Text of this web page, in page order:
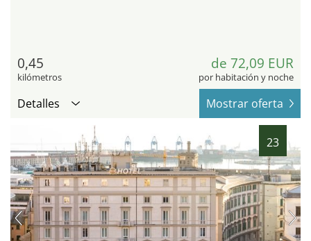
0,45
kilómetros
de 72,09 EUR
por habitación y noche
Detalles Mostrar oferta
23